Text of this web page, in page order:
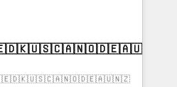
focus on EMEA - USA